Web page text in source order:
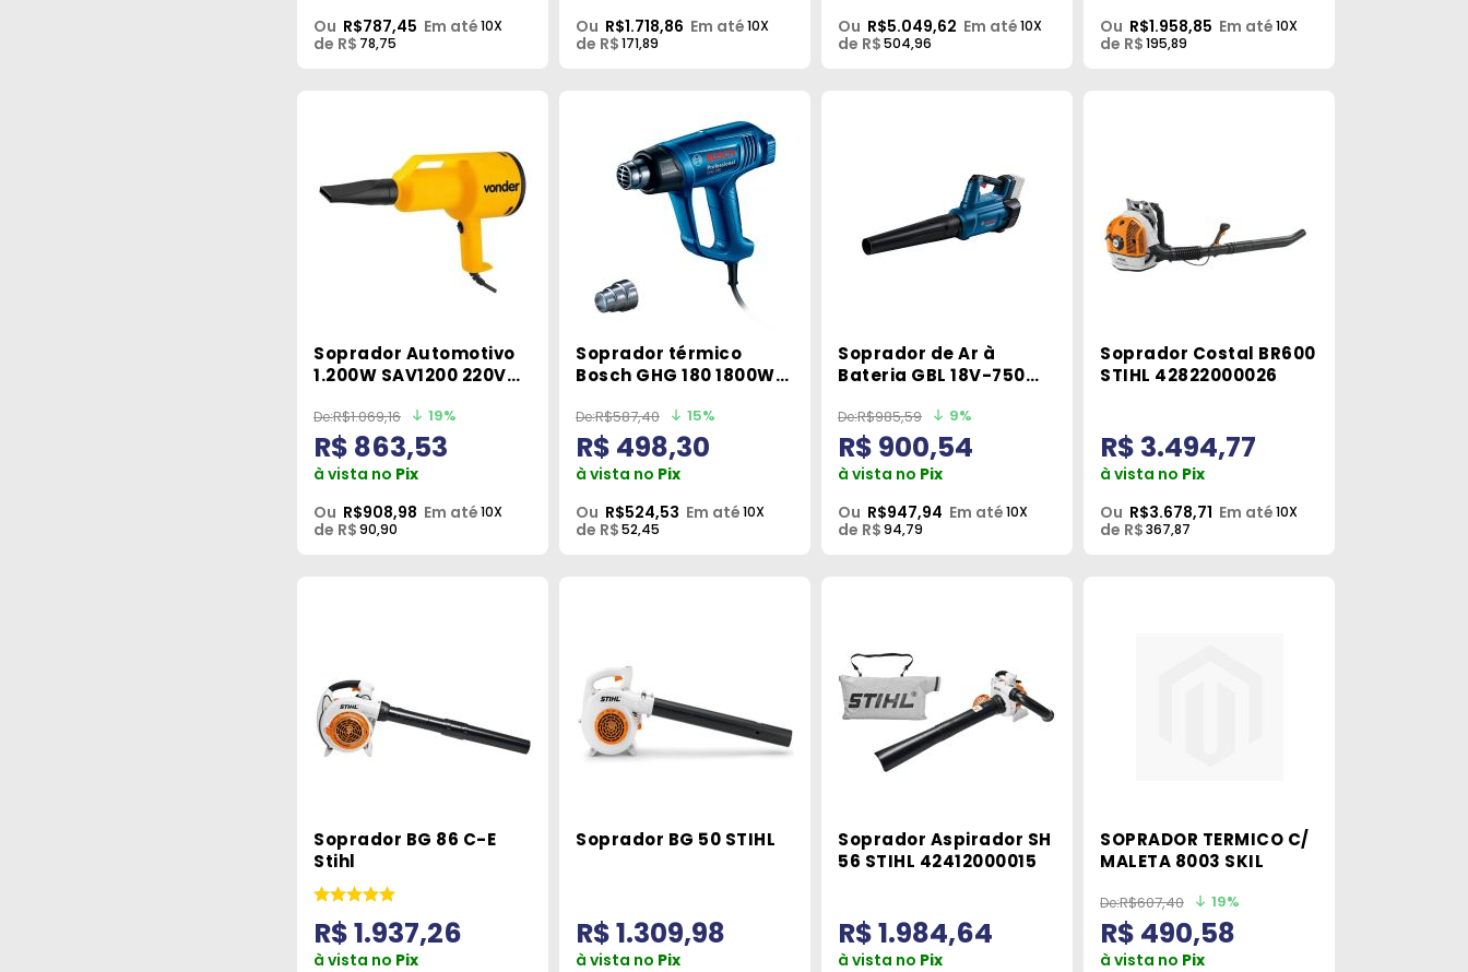
Ou R$787,45 Em até10X
de R$ 78,75
Ou R$1.718,86 Em até10X
de R$171,89
Ou R$5.049,62 Em até10X
de R$504,96
Ou R$1.958,85 Em até10X
de R$195,89
Soprador Automotivo
1.200W SAV1200 220V
R$1.069,16 19%
R$ 863,53
à vista no Pix
Ou R$908,98 Em até10X
de R$90,90
Soprador térmico
Bosch GHG 180 1800W
R$587,40 15%
R$ 498,30
à vista no Pix
Ou R$524,53 Em até10X
de R$52,45
Soprador de Ar à
Bateria GBL 18V-750
Bosch
R$985,59 9%
R$ 900,54
à vista no Pix
Ou R$947,94 Em até10X
de R$94,79
Soprador Costal BR600
STIHL 42822000026
R$ 3.494,77
à vista no Pix
Ou R$3.678,71 Em até10X
de R$367,87
Soprador BG 86 C-E
Stihl
R$ 1.937,26
à vista no Pix
Soprador BG 50 STIHL
R$ 1.309,98
à vista no Pix
Soprador Aspirador SH
56 STIHL 42412000015
R$ 1.984,64
à vista no Pix
SOPRADOR TERMICO C/
MALETA 8003 SKIL
R$607,40 19%
R$ 490,58
à vista no Pix